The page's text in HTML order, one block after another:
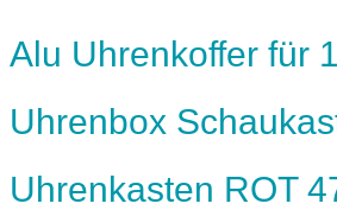
Alu Uhrenkoffer für
Uhrenbox
Uhrenkasten ROT